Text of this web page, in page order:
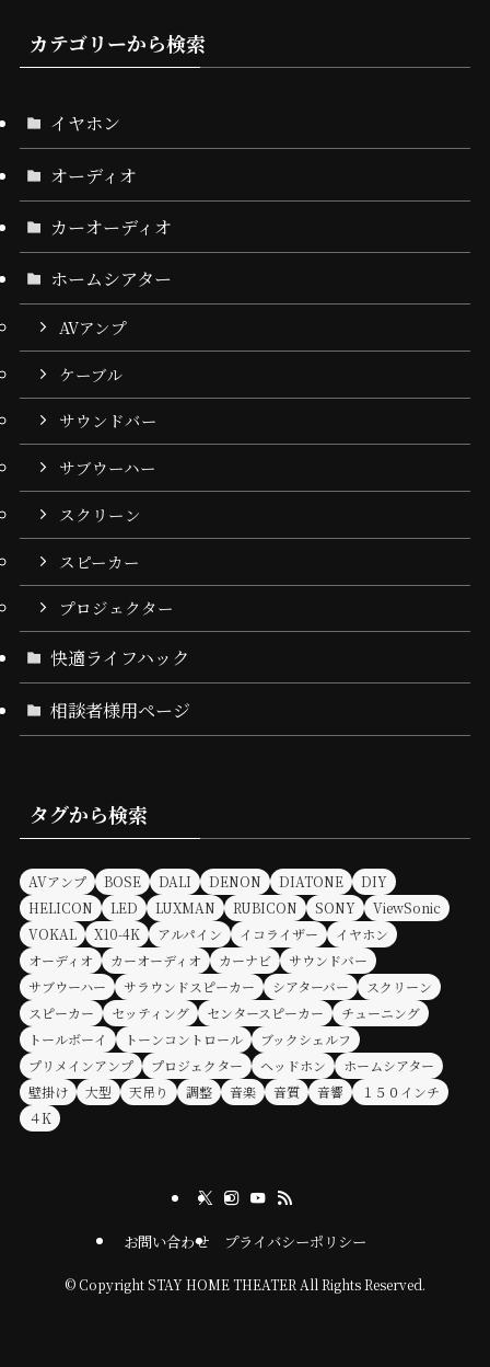
カテゴリーから検索
イヤホン
オーディオ
カーオーディオ
ホームシアター
AVアンプ
ケーブル
サウンドバー
サブウーハー
スクリーン
スピーカー
プロジェクター
快適ライフハック
相談者様用ページ
タグから検索
AVアンプ BOSE DALI DENON DIATONE
DIY
HELICON
LED LUXMAN RUBICON SONY
ViewSonic
VOKAL
X10-4K アルパイン イコライザー
イヤホン
オーディオ
カーオーディオ カーナビ
サウンドバー
サブウーハー
サラウンドスピーカー シアターバー
スクリーン
スピーカー
セッティング センタースピーカー
チューニング
トールボーイ
トーンコントロール
ブックシェルフ
プリメインアンプ
プロジェクター ヘッドホン
ホームシアター
壁掛け
大型 天吊り 調整 音楽 音質 音響
１５０インチ
４K
お問い合わせ プライバシーポリシー
© Copyright STAY HOME THEATER All Rights Reserved.